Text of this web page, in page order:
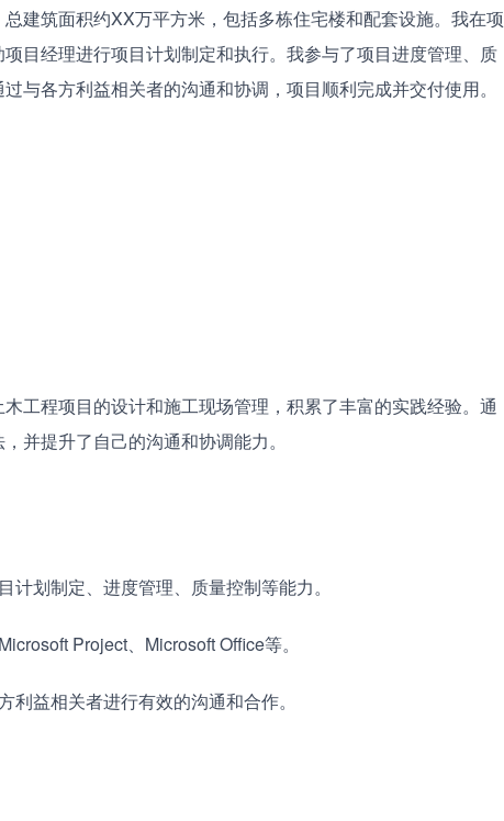
建筑面积约XX万平方米，包括多栋住宅楼和配套设施。我在项
目经理进行项目计划制定和执行。我参与了项目进度管理、质
与各方利益相关者的沟通和协调，项目顺利完成并交付使用。
工程项目的设计和施工现场管理，积累了丰富的实践经验。通
并提升了自己的沟通和协调能力。
划制定、进度管理、质量控制等能力。
Project、Microsoft Office等。
益相关者进行有效的沟通和合作。